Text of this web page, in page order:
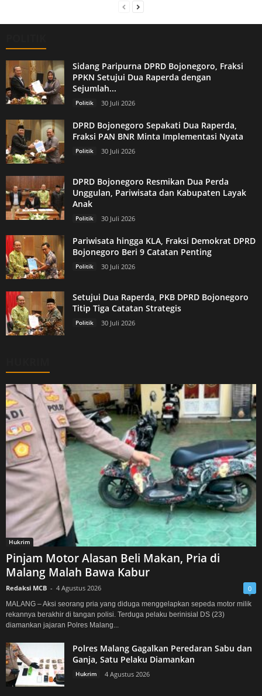
Sidang Paripurna DPRD Bojonegoro, Fraksi
PPKN Setujui Dua Raperda dengan
Sejumlah...
Politik 30 Juli 2026
DPRD Bojonegoro Sepakati Dua Raperda,
Fraksi PAN BNR Minta Implementasi Nyata
Politik 30 Juli 2026
DPRD Bojonegoro Resmikan Dua Perda
Unggulan, Pariwisata dan Kabupaten Layak
Anak
Politik 30 Juli 2026
Pariwisata hingga KLA, Fraksi Demokrat DPRD
Bojonegoro Beri 9 Catatan Penting
Politik 30 Juli 2026
Setujui Dua Raperda, PKB DPRD Bojonegoro
Titip Tiga Catatan Strategis
Politik 30 Juli 2026
Hukrim
Pinjam Motor Alasan Beli Makan, Pria di
Malang Malah Bawa Kabur
Redaksi MCB - 4 Agustus 2026 0
MALANG – Aksi seorang pria yang diduga menggelapkan sepeda motor milik
rekannya berakhir di tangan polisi. Terduga pelaku berinisial DS (23)
diamankan jajaran Polres Malang...
Polres Malang Gagalkan Peredaran Sabu dan
Ganja, Satu Pelaku Diamankan
Hukrim 4 Agustus 2026